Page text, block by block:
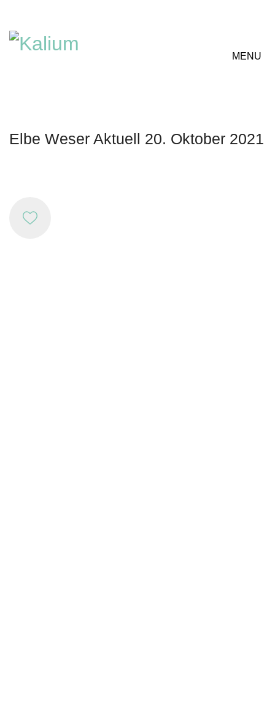
MENU
Elbe Weser Aktuell 20. Oktober 2021